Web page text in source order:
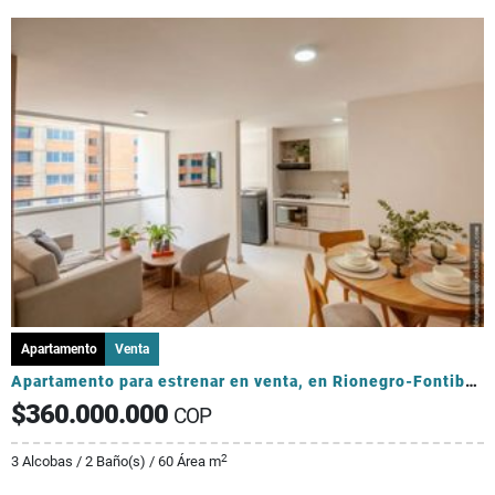
Apartamento Venta
Apartamento para estrenar en venta, en Rionegro-Fontibón
$360.000.000 COP
3 Alcobas / 2 Baño(s) / 60 Área m2